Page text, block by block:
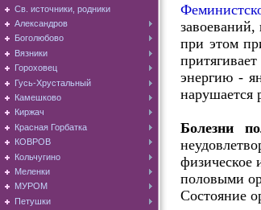
Св. источники, родники
Александров
Боголюбово
Вязники
Гороховец
Гусь-Хрустальный
Камешково
Киржач
Красная Горбатка
КОВРОВ
Кольчугино
Меленки
МУРОМ
Петушки
при этом
энергию -
нарушается
Болезни
физическое
половыми
Состояние